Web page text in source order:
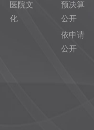
医院文
化
预决算
公开
依申请
公开